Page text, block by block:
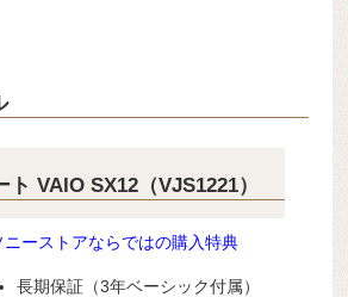
VAIO SX12（VJS1221）
ニーストアならではの購入特典
長期保証（3年ベーシック付属）